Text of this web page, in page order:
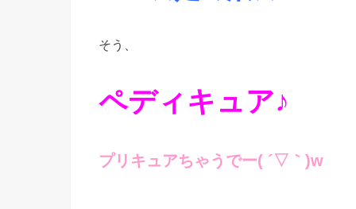
そう、
ペディキュア♪
プリキュアちゃうでー( ´▽｀)w